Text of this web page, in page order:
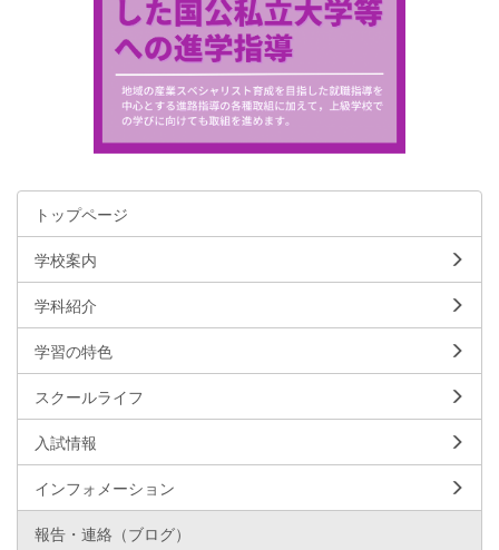
トップページ
学校案内
学科紹介
学習の特色
スクールライフ
入試情報
インフォメーション
報告・連絡（ブログ）